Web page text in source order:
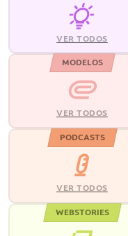
VER TODOS
MODELOS
VER TODOS
PODCASTS
VER TODOS
WEBSTORIES